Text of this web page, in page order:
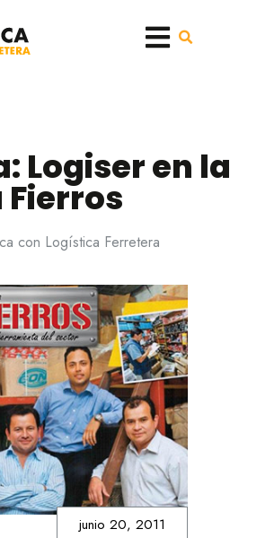
Logiser en la
Fierros
con Logística Ferretera
junio 20, 2011